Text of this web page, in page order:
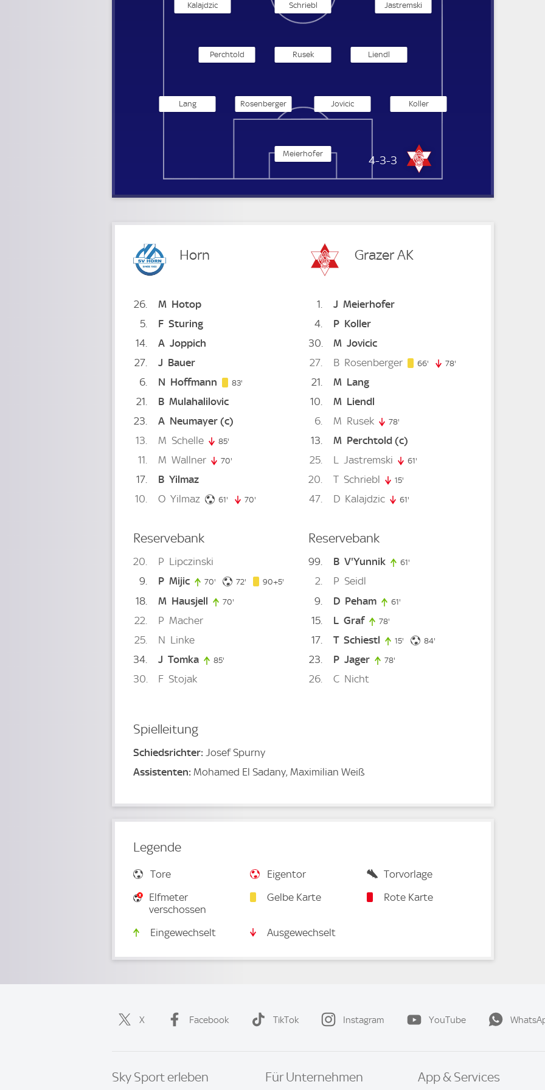
Grazer AK
4-3-3
Meierhofer
Koller
Jovicic
Rosenberger
Lang
Liendl
Rusek
Perchtold
Jastremski
Schriebl
Kalajdzic
Horn
26 M Hotop
5
F Sturing
14
A Joppich
27
J Bauer
6
N Hoffmann 83'
21 B Mulahalilovic
23
A Neumayer(c)
13
M Schelle 85'
11 M Wallner 70'
17 B Yilmaz
10
O Yilmaz 61' 61. minute
70'
Reservebank
20 P Lipczinski
9
P Mijic 70' 70. minute
72' 72. minute
90+5' 95. minute
18 M Hausjell 70'
22 P Macher
25
N Linke
34
J Tomka 85'
30 F Stojak
Grazer AK
1 J Meierhofer
4
P Koller
30
M Jovicic
27
B Rosenberger 66' 66. minute
78'
21 M Lang
10
M Liendl
6
M Rusek 78'
13 M Perchtold(c)
25
L Jastremski 61'
20 T Schriebl 15'
47 D Kalajdzic 61'
Reservebank
99 B V'Yunnik 61'
2 P Seidl
9
D Peham 61'
15 L Graf 78'
17 T Schiestl 15' 15. minute
84'
23 P Jager 78'
26 C Nicht
Spielleitung
Schiedsrichter: Josef Spurny
Assistenten: Mohamed El Sadany, Maximilian Weiß
Legende
Tore Eigentor
Torvorlage
Elfmeter
verschossen
Gelbe Karte Rote Karte
Eingewechselt Ausgewechselt
X Facebook TikTok Instagram YouTube
Sky Sport erleben Für Unternehmen App & Services